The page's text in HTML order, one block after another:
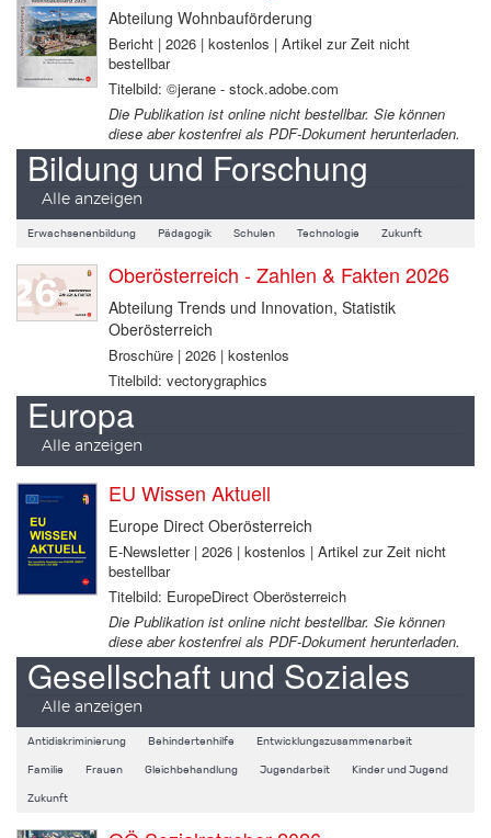
Abteilung Wohnbauförderung
Bericht | 2026 | kostenlos | Artikel zur Zeit nicht
bestellbar
Titelbild: ©jerane - stock.adobe.com
Die Publikation ist online nicht bestellbar. Sie können
diese aber kostenfrei als PDF-Dokument herunterladen.
Bildung und Forschung
Alle anzeigen
Erwachsenenbildung Pädagogik Schulen Technologie Zukunft
Oberösterreich - Zahlen & Fakten 2026
Abteilung Trends und Innovation, Statistik
Oberösterreich
Broschüre | 2026 | kostenlos
Titelbild: vectorygraphics
Europa
Alle anzeigen
EU Wissen Aktuell
Europe Direct Oberösterreich
E-Newsletter | 2026 | kostenlos | Artikel zur Zeit nicht
bestellbar
Titelbild: EuropeDirect Oberösterreich
Die Publikation ist online nicht bestellbar. Sie können
diese aber kostenfrei als PDF-Dokument herunterladen.
Gesellschaft und Soziales
Alle anzeigen
Antidiskriminierung Behindertenhilfe Entwicklungszusammenarbeit
Familie Frauen Gleichbehandlung Jugendarbeit Kinder und Jugend
Zukunft